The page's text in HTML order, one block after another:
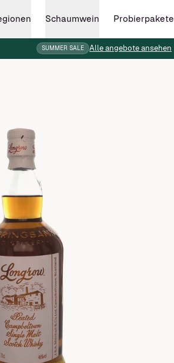
Schaumwein Probierpakete
SUMMER SALE Alle angebote ansehen